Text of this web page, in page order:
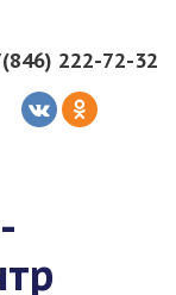
222-72-32